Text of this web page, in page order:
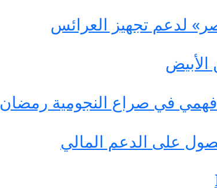
في صراع النجومية رمضان 2026
على الدعم المالي